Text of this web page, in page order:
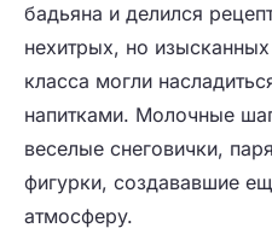
бадьяна и делился
нехитрых, но
класса могли
напитками. Молочные
веселые снеговички,
фигурки, создававшие
атмосферу.